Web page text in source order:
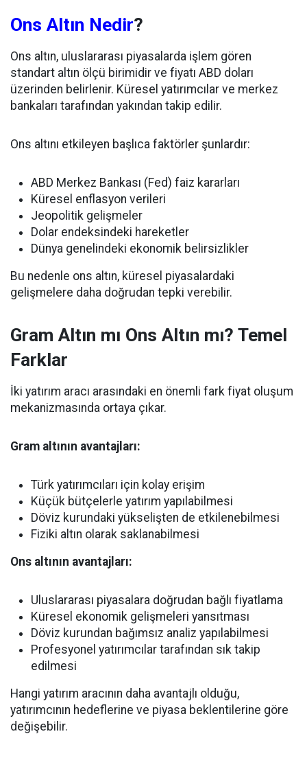
Ons Altın Nedir?
Ons altın, uluslararası piyasalarda işlem gören
standart altın ölçü birimidir ve fiyatı ABD doları
üzerinden belirlenir. Küresel yatırımcılar ve merkez
bankaları tarafından yakından takip edilir.
Ons altını etkileyen başlıca faktörler şunlardır:
ABD Merkez Bankası (Fed) faiz kararları
Küresel enflasyon verileri
Jeopolitik gelişmeler
Dolar endeksindeki hareketler
Dünya genelindeki ekonomik belirsizlikler
Bu nedenle ons altın, küresel piyasalardaki
gelişmelere daha doğrudan tepki verebilir.
Gram Altın mı Ons Altın mı? Temel
Farklar
İki yatırım aracı arasındaki en önemli fark fiyat oluşum
mekanizmasında ortaya çıkar.
Gram altının avantajları:
Türk yatırımcıları için kolay erişim
Küçük bütçelerle yatırım yapılabilmesi
Döviz kurundaki yükselişten de etkilenebilmesi
Fiziki altın olarak saklanabilmesi
Ons altının avantajları:
Uluslararası piyasalara doğrudan bağlı fiyatlama
Küresel ekonomik gelişmeleri yansıtması
Döviz kurundan bağımsız analiz yapılabilmesi
Profesyonel yatırımcılar tarafından sık takip
edilmesi
Hangi yatırım aracının daha avantajlı olduğu,
yatırımcının hedeflerine ve piyasa beklentilerine göre
değişebilir.